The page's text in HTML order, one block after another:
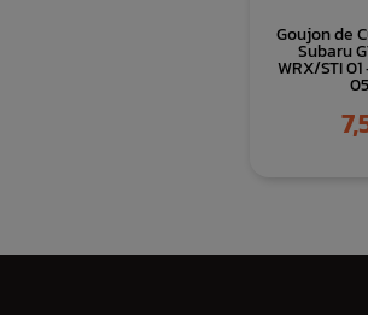
Goujon de
Subaru
WRX/STI 01